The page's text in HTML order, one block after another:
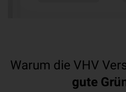
Warum die VHV
gute